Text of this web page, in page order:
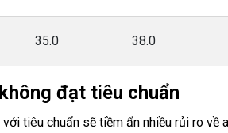
35.0 38.0
đạt tiêu chuẩn
tiêu chuẩn sẽ tiềm ẩn nhiều rủi ro về